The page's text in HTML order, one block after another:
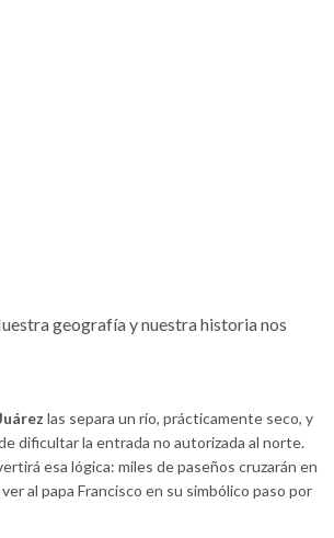
geografía y nuestra historia nos
las separa un río, prácticamente seco, y
dificultar la entrada no autorizada al norte.
esa lógica: miles de paseños cruzarán en
al papa Francisco en su simbólico paso por